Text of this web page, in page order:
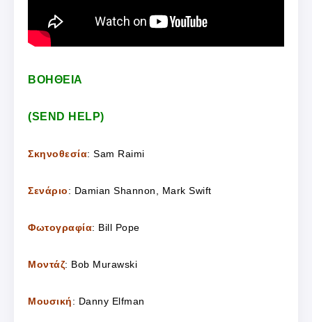
ΒΟΗΘΕΙΑ
(SEND HELP)
Σκηνοθεσία: Sam Raimi
Σενάριο: Damian Shannon, Mark Swift
Φωτογραφία: Bill Pope
Μοντάζ: Bob Murawski
Μουσική: Danny Elfman